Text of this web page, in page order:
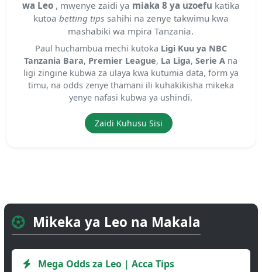
wa Leo , mwenye zaidi ya miaka 8 ya uzoefu katika
kutoa betting tips sahihi na zenye takwimu kwa
mashabiki wa mpira Tanzania.
Paul huchambua mechi kutoka Ligi Kuu ya NBC
Tanzania Bara, Premier League, La Liga,Serie A na
ligi zingine kubwa za ulaya kwa kutumia data, form ya
timu, na odds zenye thamani ili kuhakikisha mikeka
yenye nafasi kubwa ya ushindi.
Zaidi Kuhusu Sisi
Mikeka ya Leo na Makala
Mega Odds za Leo | Acca Tips